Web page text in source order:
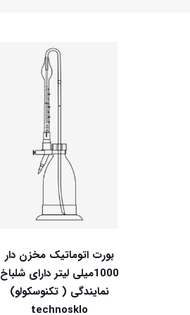
بورت اتوماتیک مخزن دار
1000میلی لیتر دارای شلباخ
نمایندگی ( تکنوسکولو)
technosklo